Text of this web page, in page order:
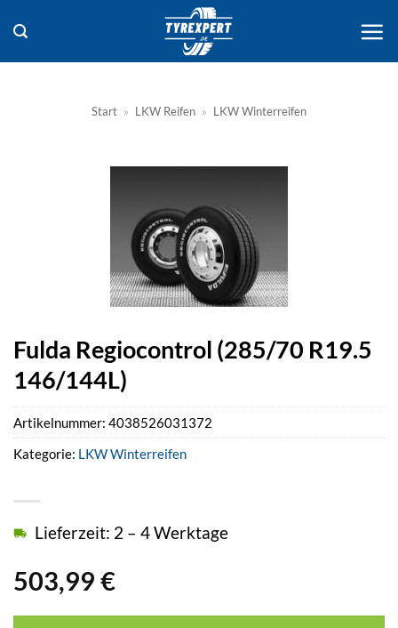
Inhalt
springen
Start » LKW Reifen » LKW Winterreifen
Fulda Regiocontrol (285/70 R19.5
146/144L)
503,99 €
Lieferzeit: 2 – 4 Werktage
Artikelnummer: 4038526031372
Kategorie: LKW Winterreifen